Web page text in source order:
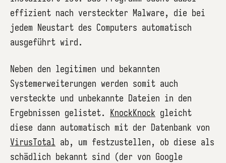
effizient nach versteckter Malware, die bei
jedem Neustart des Computers automatisch
ausgeführt wird.
Neben den legitimen und bekannten
Systemerweiterungen werden somit auch
versteckte und unbekannte Dateien in den
Ergebnissen gelistet. KnockKnock gleicht
diese dann automatisch mit der Datenbank von
VirusTotal ab, um festzustellen, ob diese als
schädlich bekannt sind (der von Google